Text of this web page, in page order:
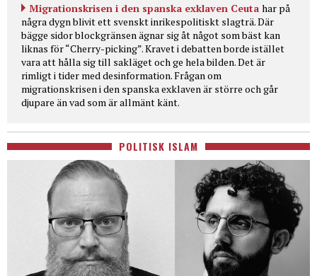
Migrationskrisen i den spanska exklaven Ceuta har på
några dygn blivit ett svenskt inrikespolitiskt slagträ. Där
bägge sidor blockgränsen ägnar sig åt något som bäst kan
liknas för “Cherry-picking”. Kravet i debatten borde istället
vara att hålla sig till sakläget och ge hela bilden. Det är
rimligt i tider med desinformation. Frågan om
migrationskrisen i den spanska exklaven är större och går
djupare än vad som är allmänt känt.
POLITISK ISLAM